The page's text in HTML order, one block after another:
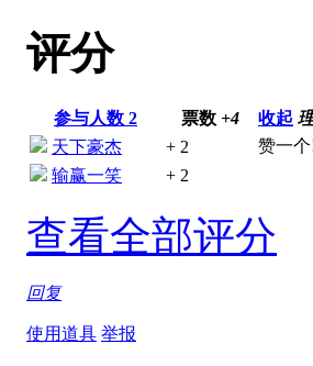
评分
参与人数 2 票数 +4 收起
天下豪杰
+ 2
赞一
输赢一笑
+ 2
查看全部评分
回复
使用道具 举报